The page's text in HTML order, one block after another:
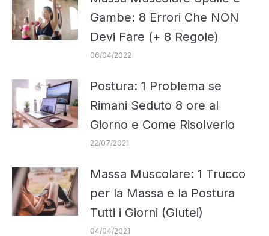
Gambe: 8 Errori Che NON
Devi Fare (+ 8 Regole)
06/04/2022
Postura: 1 Problema se
Rimani Seduto 8 ore al
Giorno e Come Risolverlo
22/07/2021
Massa Muscolare: 1 Trucco
per la Massa e la Postura
Tutti i Giorni (Glutei)
04/04/2021